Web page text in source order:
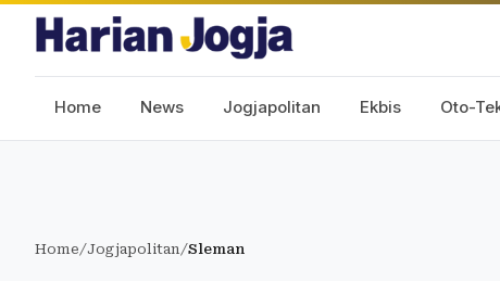
Home News Jogjapolitan Ekbis Oto-
Home/Jogjapolitan/Sleman